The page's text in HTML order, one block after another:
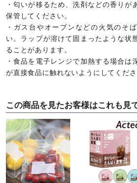
・匂いが移るため、洗剤などの香りが
保管してください。
・ガス台やオーブンなどの火気のそ
い。ラップが溶けて固まったような状
ることがあります。
・食品を電子レンジで加熱する場合は
が直接食品に触れないようにしてくださ
この商品を見たお客様はこれも見